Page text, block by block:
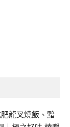
龍叉燒飯、黯